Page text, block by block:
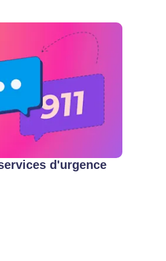
d'urgence